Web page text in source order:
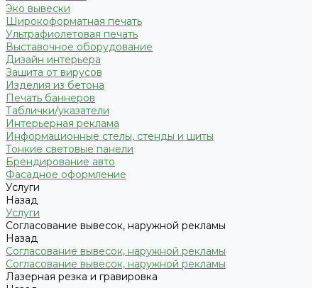
Эко вывески
Широкоформатная печать
Ультрафиолетовая печать
Выставочное оборудование
Дизайн интерьера
Защита от вирусов
Изделия из бетона
Печать баннеров
Таблички/указатели
Интерьерная реклама
Информационные стелы, стенды и щиты
Тонкие световые панели
Брендирование авто
Фасадное оформление
Услуги
Назад
Услуги
Согласование вывесок, наружной рекламы
Назад
Согласование вывесок, наружной рекламы
Согласование вывесок, наружной рекламы
Лазерная резка и гравировка